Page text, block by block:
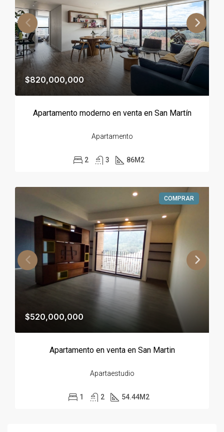
$820,000,000
Apartamento moderno en venta en San Martín
Apartamento
2 3 86M2
COMPRAR
$520,000,000
Apartamento en venta en San Martin
Apartaestudio
1 2 54.44M2